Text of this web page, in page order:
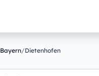
Bayern/Dietenhofen